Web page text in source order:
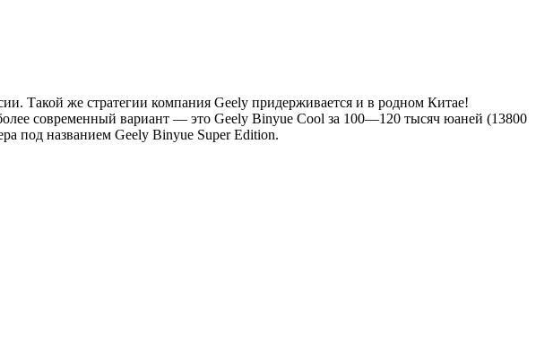
Такой же стратегии компания Geely придерживается и в родном Китае!
современный вариант — это Geely Binyue Cool за 100—120 тысяч юаней (13800
под названием Geely Binyue Super Edition.